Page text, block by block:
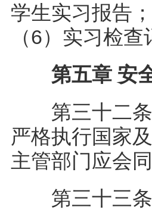
学生实习报告
（6）实习检
第五章 安
第三十二条
严格执行国家
主管部门应会
第三十三条